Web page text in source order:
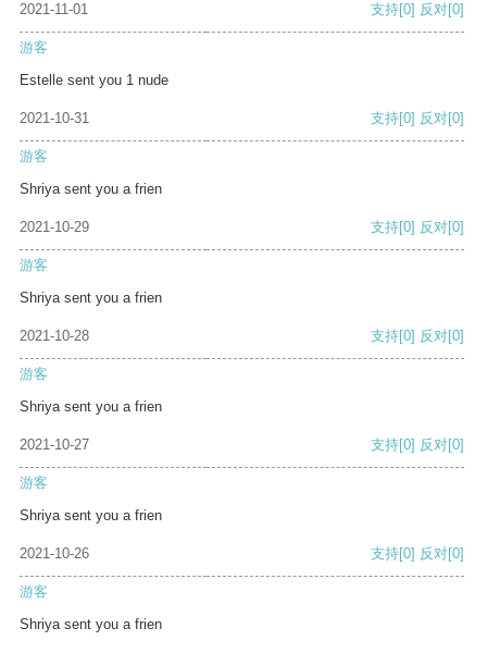
2021-11-01 支持[0] 反对[0]
游客
Estelle sent you 1 nude
2021-10-31 支持[0] 反对[0]
游客
Shriya sent you a frien
2021-10-29 支持[0] 反对[0]
游客
Shriya sent you a frien
2021-10-28 支持[0] 反对[0]
游客
Shriya sent you a frien
2021-10-27 支持[0] 反对[0]
游客
Shriya sent you a frien
2021-10-26 支持[0] 反对[0]
游客
Shriya sent you a frien